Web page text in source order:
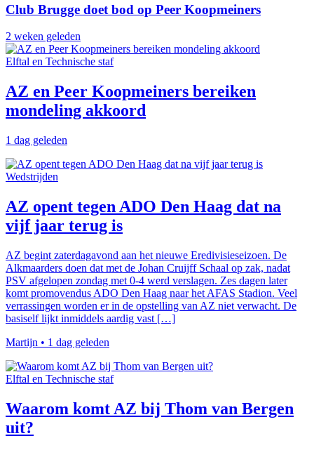
Club Brugge doet bod op Peer Koopmeiners
2 weken geleden
Elftal en Technische staf
AZ en Peer Koopmeiners bereiken
mondeling akkoord
1 dag geleden
Wedstrijden
AZ opent tegen ADO Den Haag dat na
vijf jaar terug is
AZ begint zaterdagavond aan het nieuwe Eredivisieseizoen. De
Alkmaarders doen dat met de Johan Cruijff Schaal op zak, nadat
PSV afgelopen zondag met 0-4 werd verslagen. Zes dagen later
komt promovendus ADO Den Haag naar het AFAS Stadion. Veel
verrassingen worden er in de opstelling van AZ niet verwacht. De
basiself lijkt inmiddels aardig vast […]
Martijn • 1 dag geleden
Elftal en Technische staf
Waarom komt AZ bij Thom van Bergen
uit?